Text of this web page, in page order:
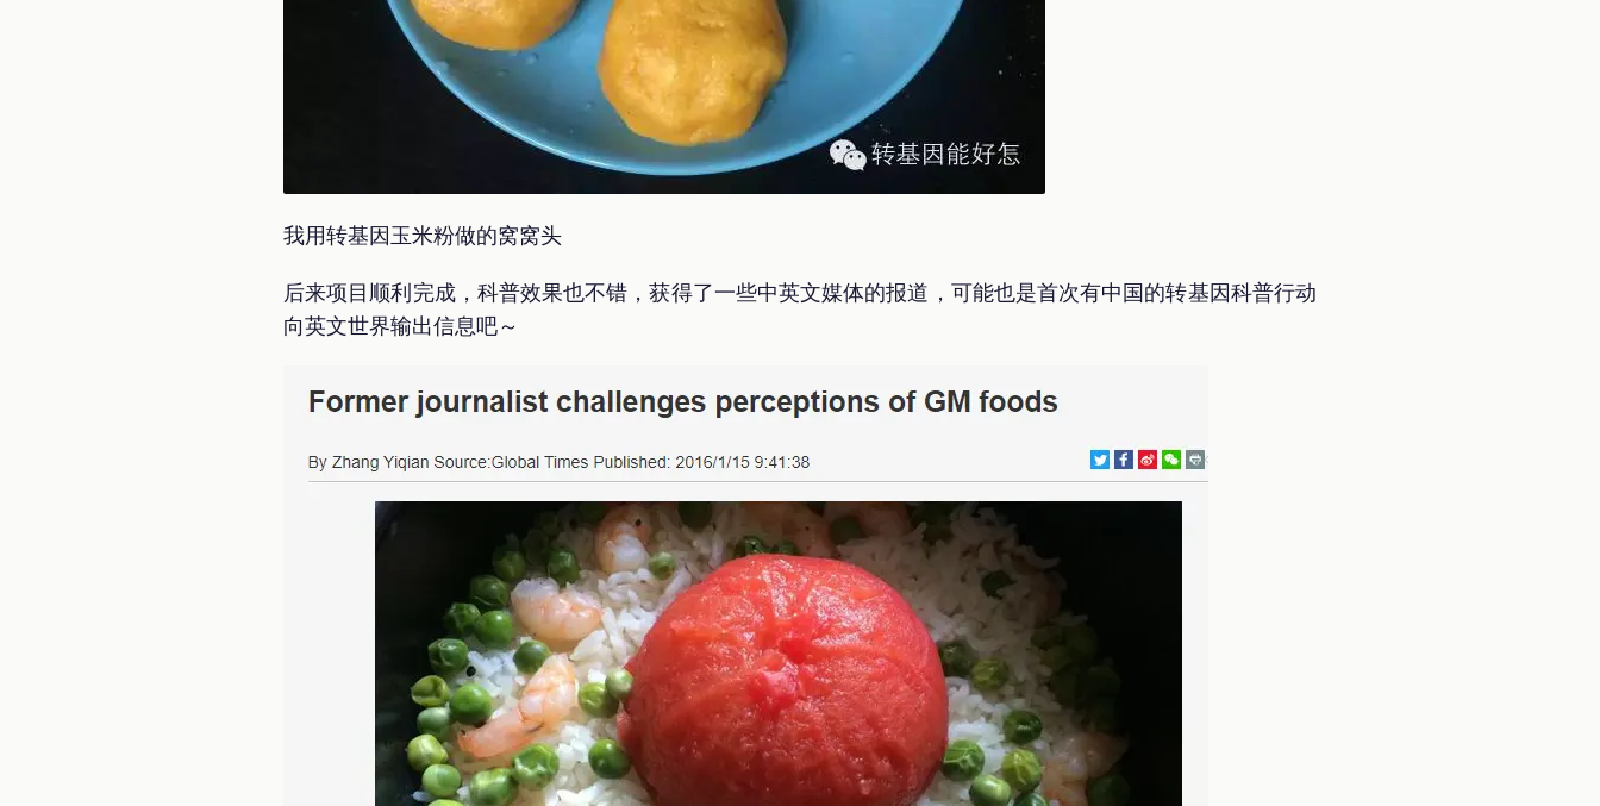
我用转基因玉米粉做的窝窝头
后来项目顺利完成，科普效果也不错，获得了一些中英文媒体的报道，可能也是首次有中国的转基因科普行动
向英文世界输出信息吧～